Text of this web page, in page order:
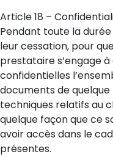
Article 18 –
Pendant toute la
leur cessation, pour
prestataire s’engage
confidentielles
documents de
techniques relatifs au
quelque façon que ce
avoir accès dans le
présentes.